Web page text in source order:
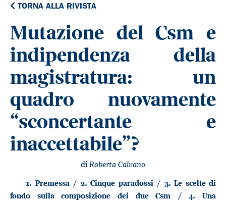
TORNA ALLA RIVISTA
Mutazione del Csm e
indipendenza della
magistratura: un
quadro nuovamente
“sconcertante e
inaccettabile”?
diRoberta Calvano
1. Premessa / 2. Cinque paradossi / 3. Le scelte di
fondo sulla composizione dei due Csm / 4. Una